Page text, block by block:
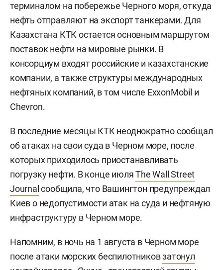
терминалом на побережье Черного моря, откуда
нефть отправляют на экспорт танкерами. Для
Казахстана КТК остается основным маршрутом
поставок нефти на мировые рынки. В
консорциум входят российские и казахстанские
компании, а также структуры международных
нефтяных компаний, в том числе ExxonMobil и
Chevron.
В последние месяцы КТК неоднократно сообщал
об атаках на свои суда в Черном море, после
которых приходилось приостанавливать
погрузку нефти. В конце июляThe Wall Street
Journal сообщила, что Вашингтон предупреждал
Киев о недопустимости атак на суда и нефтяную
инфраструктуру в Черном море.
Напомним, в ночь на 1 августа в Черном море
после атаки морских беспилотниковзатонул